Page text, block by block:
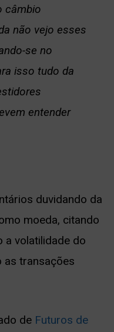
câmbio
não vejo esses
se no
isso tudo da
entender
duvidando da
moeda, citando
a volatilidade do
as transações
de Futuros de